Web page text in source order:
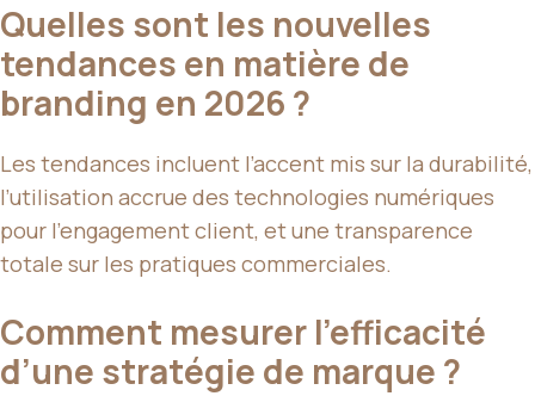
Quelles sont les nouvelles
tendances en matière de
branding en 2026 ?
Les tendances incluent l’accent mis sur la durabilité,
l’utilisation accrue des technologies numériques
pour l’engagement client, et une transparence
totale sur les pratiques commerciales.
Comment mesurer l’efficacité
d’une stratégie de marque ?